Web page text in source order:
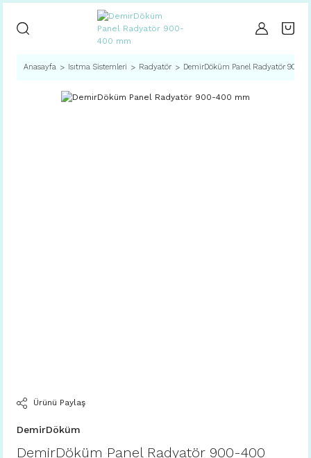
Anasayfa Isıtma Sistemleri Radyatör DemirDöküm Panel Radyatör 900-
Ürünü Paylaş
DemirDöküm
DemirDöküm Panel Radyatör 900-400